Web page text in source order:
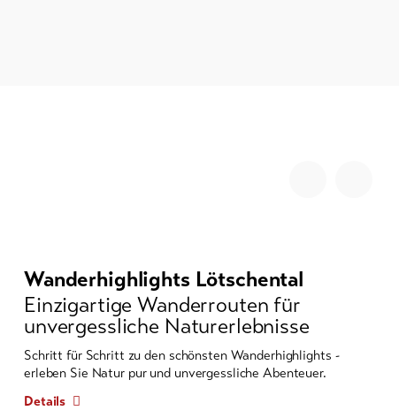
Wanderhighlights Lötschental
Einzigartige Wanderrouten für
unvergessliche Naturerlebnisse
Schritt für Schritt zu den schönsten Wanderhighlights -
erleben Sie Natur pur und unvergessliche Abenteuer.
Details